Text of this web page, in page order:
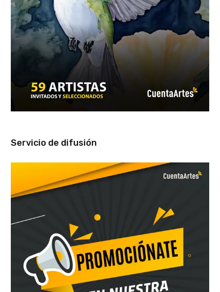
Servicio de difusión